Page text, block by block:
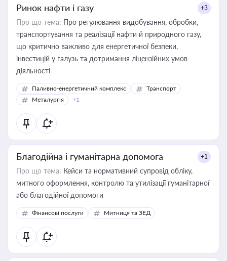
Ринок нафти і газу +3
Про що тема: Про регулювання видобування, обробки,
транспортування та реалізації нафти й природного газу,
що критично важливо для енергетичної безпеки,
інвестицій у галузь та дотримання ліцензійних умов
діяльності
Паливно-енергетичний комплекс
Транспорт
Металургія
+1
Благодійна і гуманітарна допомога +1
Про що тема: Кейси та нормативний супровід обліку,
митного оформлення, контролю та утилізації гуманітарної
або благодійної допомоги
Фінансові послуги Митниця та ЗЕД